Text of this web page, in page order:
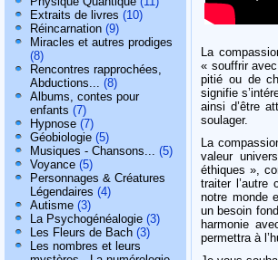
Extraits de livres (10)
Réincarnation (9)
Miracles et autres prodiges
(8)
Rencontres rapprochées,
Abductions... (8)
Albums, contes pour
enfants (7)
Hypnose (7)
Géobiologie (5)
Musiques - Chansons... (5)
Voyance (5)
Personnages & Créatures
Légendaires (4)
Autisme (3)
La Psychogénéalogie (3)
Les Fleurs de Bach (3)
Les nombres et leurs
La
« souffrir
pitié ou de
signifie
ainsi d’être
soulager.
La
valeur
éthiques »,
traiter l’autre
notre monde
un besoin
harmonie
permettra à